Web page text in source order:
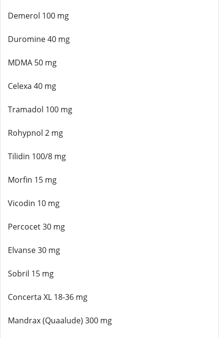
Demerol 100 mg
Duromine 40 mg
MDMA 50 mg
Celexa 40 mg
Tramadol 100 mg
Rohypnol 2 mg
Tilidin 100/8 mg
Morfin 15 mg
Vicodin 10 mg
Percocet 30 mg
Elvanse 30 mg
Sobril 15 mg
Concerta XL 18-36 mg
Mandrax (Quaalude) 300 mg